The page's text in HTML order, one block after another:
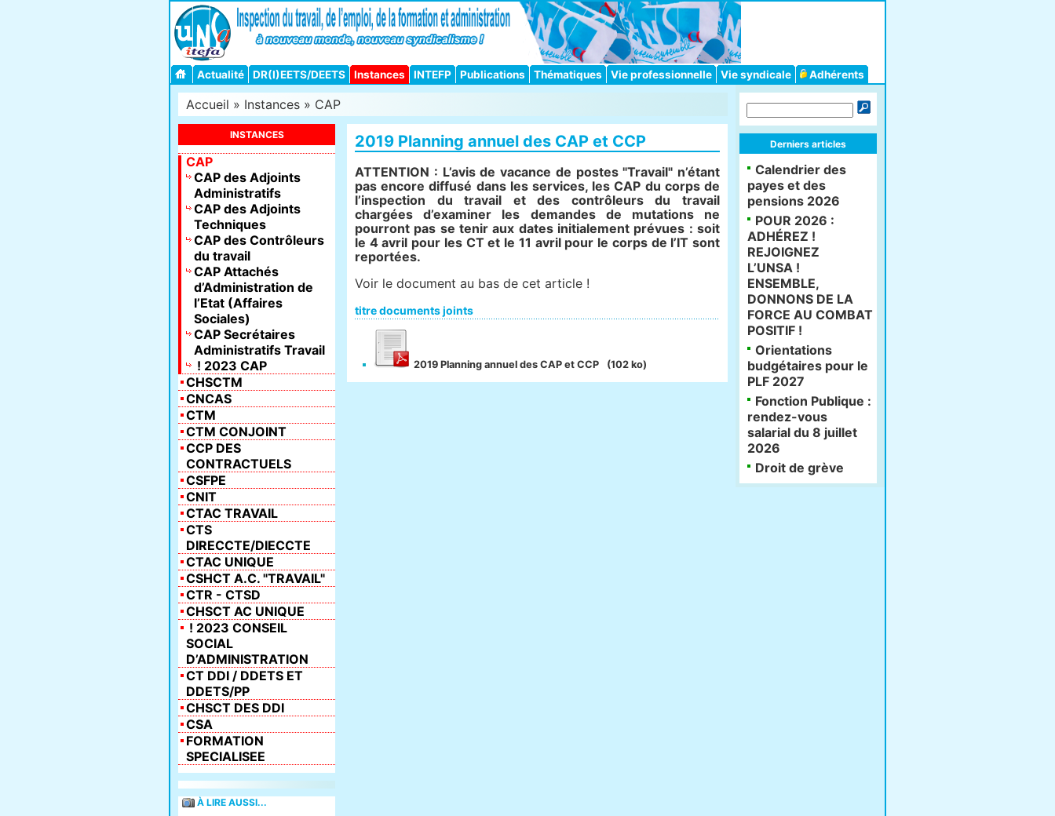
Actualité DR(I)EETS/DEETS Instances INTEFP Publications Thématiques Vie professionnelle Vie syndicale Adhérents
Accueil » Instances » CAP
2019 Planning annuel des CAP et CCP
ATTENTION : L’avis de vacance de postes "Travail" n’étant
pas encore diffusé dans les services, les CAP du corps de
l’inspection du travail et des contrôleurs du travail
chargées d’examiner les demandes de mutationsne
pourront pas se tenir aux dates initialement prévues : soit
le 4 avril pour les CT et le 11 avril pour le corps de l’IT sont
reportées.
Voir le document au bas de cet article !
titre documents joints
2019 Planning annuel des CAP et CCP (102 ko)
INSTANCES
CAP
CAP des Adjoints
Administratifs
CAP des Adjoints
Techniques
CAP des Contrôleurs
du travail
CAP Attachés
d’Administration de
l’Etat (Affaires
Sociales)
CAP Secrétaires
Administratifs Travail
! 2023 CAP
CHSCTM
CNCAS
CTM
CTM CONJOINT
CCP DES
CONTRACTUELS
CSFPE
CNIT
CTAC TRAVAIL
CTS
DIRECCTE/DIECCTE
CTAC UNIQUE
CSHCT A.C. "TRAVAIL"
CTR - CTSD
CHSCT AC UNIQUE
! 2023 CONSEIL
SOCIAL
D’ADMINISTRATION
CT DDI / DDETS ET
DDETS/PP
CHSCT DES DDI
CSA
FORMATION
SPECIALISEE
À LIRE AUSSI...
Derniers articles
Calendrier des
payes et des
pensions 2026
POUR 2026 :
ADHÉREZ !
REJOIGNEZ
L’UNSA !
ENSEMBLE,
DONNONS DE LA
FORCE AU COMBAT
POSITIF !
Orientations
budgétaires pour le
PLF 2027
Fonction Publique :
rendez-vous
salarial du 8 juillet
2026
Droit de grève